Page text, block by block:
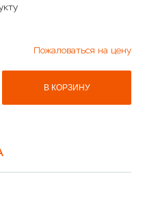
Пожаловаться на цену
В КОРЗИНУ